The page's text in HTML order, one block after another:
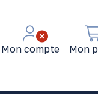
Mon compte Mon